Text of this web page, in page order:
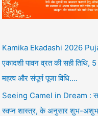
Kamika Ekadashi 2026
एकादशी पावन व्रत की सही तिथि,
महत्व और संपूर्ण पूजा विधि….
Seeing Camel in Dream :
स्वप्न शास्त्र, के अनुसार शुभ-